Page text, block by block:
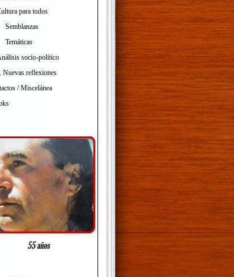
para todos
Semblanzas
Temáticas
socio-político
Nuevas reflexiones
/ Miscelánea